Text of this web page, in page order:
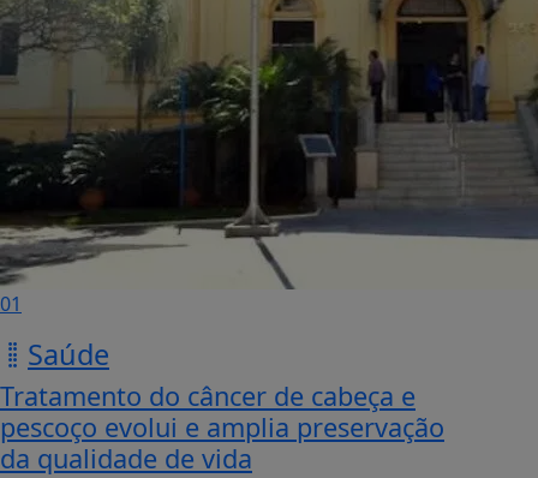
01
Saúde
Tratamento do câncer de cabeça e
pescoço evolui e amplia preservação
da qualidade de vida